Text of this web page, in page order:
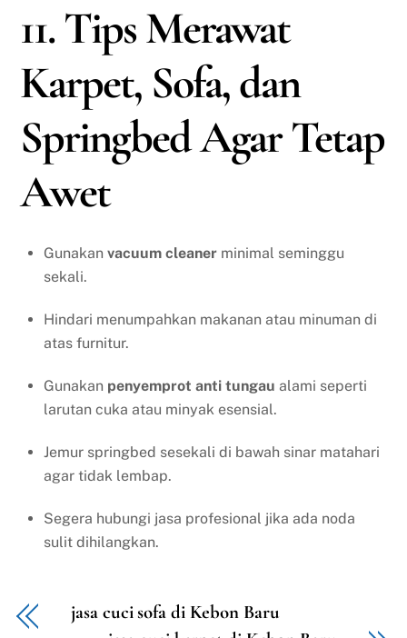
11. Tips Merawat
Karpet, Sofa, dan
Springbed Agar Tetap
Awet
Gunakan vacuum cleaner minimal seminggu
sekali.
Hindari menumpahkan makanan atau minuman di
atas furnitur.
Gunakan penyemprot anti tungau alami seperti
larutan cuka atau minyak esensial.
Jemur springbed sesekali di bawah sinar matahari
agar tidak lembap.
Segera hubungi jasa profesional jika ada noda
sulit dihilangkan.
jasa cuci sofa di Kebon Baru